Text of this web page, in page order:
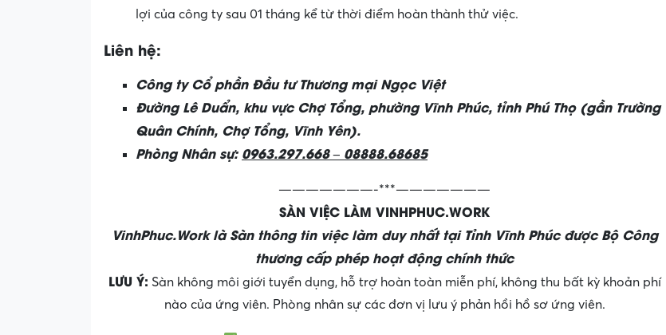
lợi của công ty sau 01 tháng kể từ thời điểm hoàn thành thử việc.
Liên hệ:
Công ty Cổ phần Đầu tư Thương mại Ngọc Việt
Đường Lê Duẩn, khu vực Chợ Tổng, phường Vĩnh Phúc, tỉnh Phú Thọ (gần Trường
Quân Chính, Chợ Tổng, Vĩnh Yên).
Phòng Nhân sự: 0963.297.668 – 08888.68685
———————-***———————
SÀN VIỆC LÀM VINHPHUC.WORK
VinhPhuc.Work là Sàn thông tin việc làm duy nhất tại Tỉnh Vĩnh Phúc được Bộ Công
thương cấp phép hoạt động chính thức
LƯU Ý: Sàn không môi giới tuyển dụng, hỗ trợ hoàn toàn miễn phí, không thu bất kỳ khoản phí
nào của ứng viên. Phòng nhân sự các đơn vị lưu ý phản hồi hồ sơ ứng viên.